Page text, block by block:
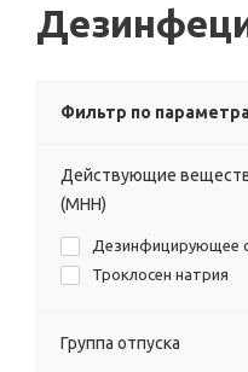
Фильтр по
Действующие
(МНН)
Дезинфицирующее
Троклосен натрия
Группа отпуска